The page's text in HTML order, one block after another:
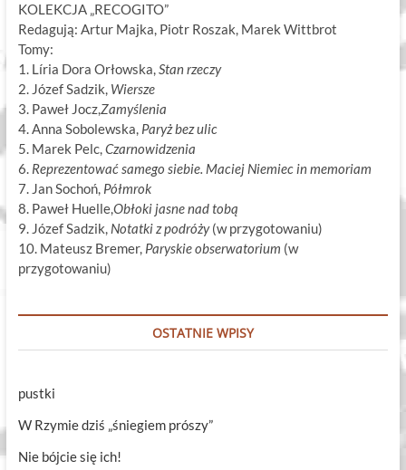
KOLEKCJA „RECOGITO”
Redagują: Artur Majka, Piotr Roszak, Marek Wittbrot
Tomy:
1. Líria Dora Orłowska,Stan rzeczy
2. Józef Sadzik, Wiersze
3. Paweł Jocz,Zamyślenia
4. Anna Sobolewska, Paryż bez ulic
5. Marek Pelc,Czarnowidzenia
6. Reprezentować samego siebie. Maciej Niemiec in memoriam
7. Jan Sochoń, Półmrok
8. Paweł Huelle,Obłoki jasne nad tobą
9. Józef Sadzik, Notatki z podróży(w przygotowaniu)
10. Mateusz Bremer, Paryskie obserwatorium (w
przygotowaniu)
OSTATNIE WPISY
pustki
W Rzymie dziś „śniegiem prószy”
Nie bójcie się ich!